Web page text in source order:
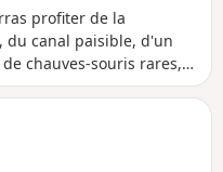
profiter de la
canal paisible, d'un
chauves-souris rares,
jolis hameaux et de vues
de la balade, pense
revenir au point de
le même chemin.